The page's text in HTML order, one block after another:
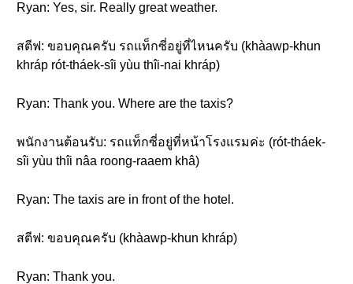
Ryan: Yes, sir. Really great weather.
สตีฟ: ขอบคุณครับ รถแท็กซี่อยู่ที่ไหนครับ (khàawp-khun
khráp rót-tháek-sîi yùu thîi-nai khráp)
Ryan: Thank you. Where are the taxis?
พนักงานต้อนรับ: รถแท็กซี่อยู่ที่หน้าโรงแรมค่ะ (rót-tháek-
sîi yùu thîi nâa roong-raaem khâ)
Ryan: The taxis are in front of the hotel.
สตีฟ: ขอบคุณครับ (khàawp-khun khráp)
Ryan: Thank you.